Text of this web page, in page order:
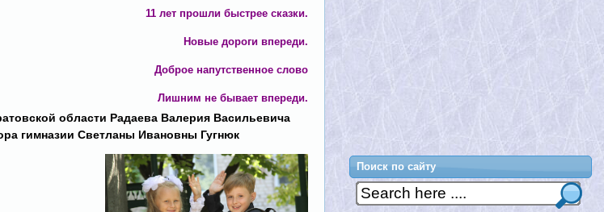
11 лет прошли быстрее сказки.
Новые дороги впереди.
Доброе напутственное слово
Лишним не бывает впереди.
области Радаева Валерия Васильевича
гимназии Светланы Ивановны Гугнюк
Поиск по сайту